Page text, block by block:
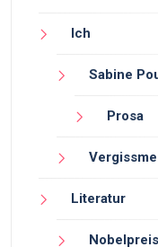
Ich
Sabine
Prosa
Literatur